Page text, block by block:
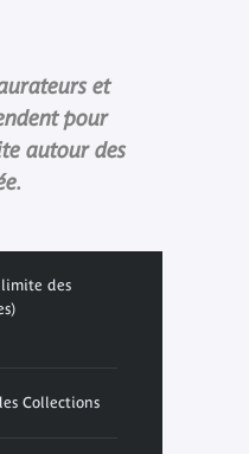
et
pour
autour des
des
Collections